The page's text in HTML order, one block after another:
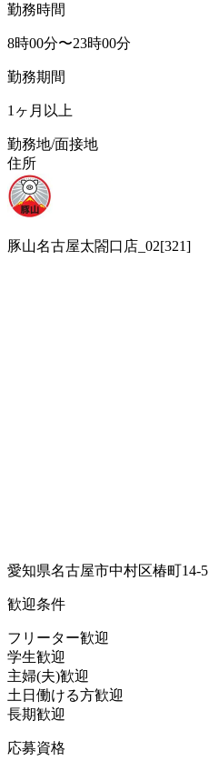
勤務時間
8時00分〜23時00分
勤務期間
1ヶ月以上
勤務地/面接地
住所
豚山名古屋太閤口店_02[321]
愛知県名古屋市中村区椿町14-5
歓迎条件
フリーター歓迎
学生歓迎
主婦(夫)歓迎
土日働ける方歓迎
長期歓迎
応募資格